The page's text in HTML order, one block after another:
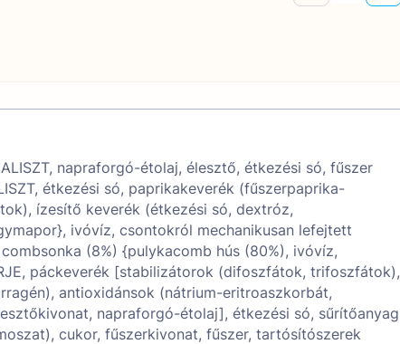
napraforgó-étolaj, élesztő, étkezési só, fűszer
étkezési só, paprikakeverék (fűszerpaprika-
ízesítő keverék (étkezési só, dextróz,
ivóvíz, csontokról mechanikusan lefejtett
(8%) {pulykacomb hús (80%), ivóvíz,
páckeverék [stabilizátorok (difoszfátok, trifoszfátok),
antioxidánsok (nátrium-eritroaszkorbát,
napraforgó-étolaj], étkezési só, sűrítőanyag
cukor, fűszerkivonat, fűszer, tartósítószerek